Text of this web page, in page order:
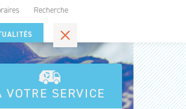
Recherche